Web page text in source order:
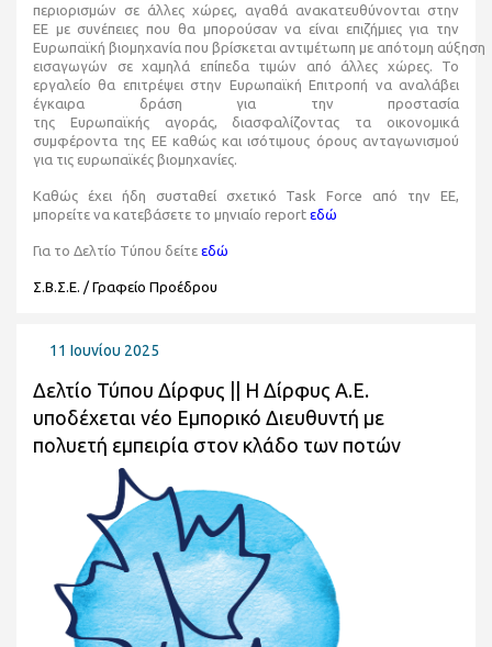
περιορισμών σε άλλες χώρες, αγαθά ανακατευθύνονται στην
ΕΕ μεσυνέπειεςπου θα μπορούσαν να είναι επιζήμιες για την
Ευρωπαϊκή βιομηχανία που βρίσκεται αντιμέτωπη με απότομη αύξηση
εισαγωγών σε χαμηλά επίπεδα τιμών από άλλες χώρες. Το
εργαλείο θα επιτρέψει στην Ευρωπαϊκή Επιτροπή να αναλάβει
έγκαιρα
δράση για την προστασία
της Ευρωπαϊκής αγοράς, διασφαλίζοντας τα οικονομικά
συμφέροντα της ΕΕ καθώςκαι ισότιμους όρους ανταγωνισμού
για τις ευρωπαϊκές βιομηχανίες.
Καθώς έχει ήδη συσταθεί σχετικό Task Force από την ΕΕ,
μπορείτε να κατεβάσετε το μηνιαίο report εδώ
Για το Δελτίο Τύπου δείτε εδώ
Σ.Β.Σ.Ε. / Γραφείο Προέδρου
11 Ιουνίου 2025
Δελτίο Τύπου Δίρφυς || Η Δίρφυς Α.Ε.
υποδέχεται νέο Εμπορικό Διευθυντή με
πολυετή εμπειρία στον κλάδο των ποτών